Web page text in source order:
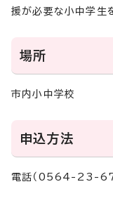
援が必要な小中学生
場所
市内小中学校
申込方法
電話（0564-23-